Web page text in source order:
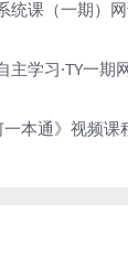
统课（一期）
学习·TY一期
一本通》视频